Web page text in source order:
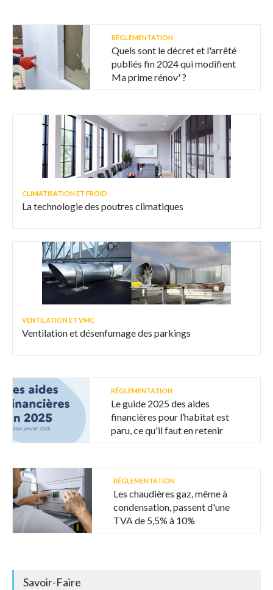
RÉGLEMENTATION
Quels sont le décret et l'arrêté
publiés fin 2024 qui modifient
Ma prime rénov' ?
CLIMATISATION ET FROID
La technologie des poutres climatiques
VENTILATION ET VMC
Ventilation et désenfumage des parkings
RÉGLEMENTATION
Le guide 2025 des aides
financières pour l’habitat est
paru, ce qu'il faut en retenir
RÉGLEMENTATION
Les chaudières gaz, même à
condensation, passent d'une
TVA de 5,5% à 10%
Savoir-Faire